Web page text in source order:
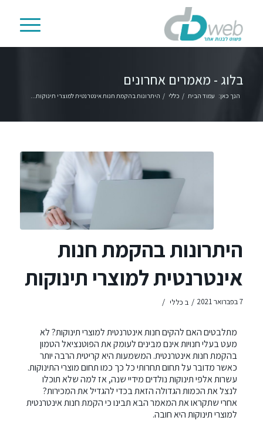
בלוג - מאמרים אחרונים
הנך כאן: עמוד הבית / כללי / היתרונות בהקמת חנות אינטרנטית למוצרי תינוקות...
היתרונות בהקמת חנות
אינטרנטית למוצרי תינוקות
7 בפברואר 2021 / ב כללי /
מתלבטים האם להקים חנות אינטרנטית למוצרי תינוקות? לא
מעט בעלי חנויות אינם מבינים לעומק את הפוטנציאל הטמון
בהקמת חנות אינטרנטית. המשמעות היא קריטית הרבה יותר
כאשר מדובר על תחום תחרותי כל כך כמו תחום מוצרי התינוקות.
עשרות אלפי תינוקות נולדים מידיי שנה, אז למה שלא תוכלו
לנצל את הכמות הגדולה הזאת בכדי להגדיל את המכירות?
אחרי שתקראו את המאמר הבא תבינו כיהקמת חנות אינטרנטית
למוצרי תינוקות היא חובה.